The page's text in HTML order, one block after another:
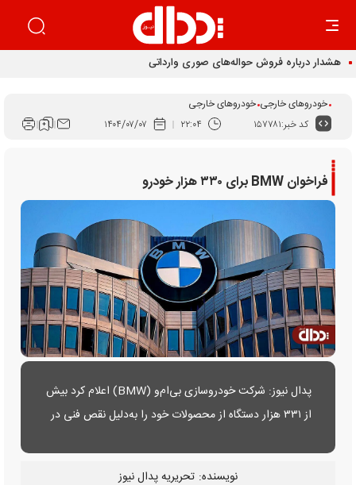
خودروهای خارجی خودروهای خارجی
کد خبر:۱۵۷۷۸۱ ۲۲:۰۴ ۱۴۰۴/۰۷/۰۷
فراخوان BMW برای ۳۳۰ هزار خودرو
پدال نیوز: شرکت خودروسازی بی‌ام‌و (BMW) اعلام کرد بیش
از ۳۳۱ هزار دستگاه از محصولات خود را به‌دلیل نقص فنی در
نویسنده: تحریریه پدال نیوز